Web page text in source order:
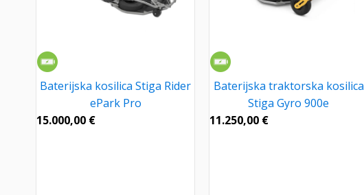
Baterijska kosilica Stiga Rider
ePark Pro
15.000,00 €
Baterijska traktorska kosilica
Stiga Gyro 900e
11.250,00 €